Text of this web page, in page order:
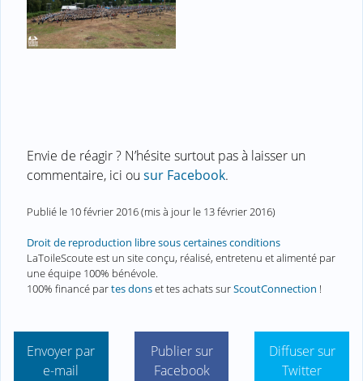
Envie de réagir ? N’hésite surtout pas à laisser un
commentaire, ici ou sur Facebook.
Publié le 10 février 2016(mis à jour le 13 février 2016)
Droit de reproduction libre sous certaines conditions
LaToileScoute est un site conçu, réalisé, entretenu et alimenté par
une équipe 100% bénévole.
100% financé partes donset tes achats surScoutConnection !
Envoyer par
e-mail
Publier sur
Facebook
Diffuser sur
Twitter